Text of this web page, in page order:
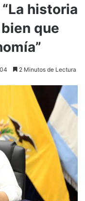
historia
que
2 Minutos de Lectura